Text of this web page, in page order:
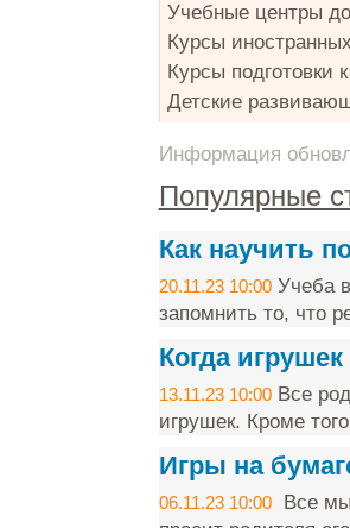
Учебные центры
Курсы
Курсы подготовки
Детские
Информация
Популярные
Как научить
20.11.23 10:00Учеба в
запомнить то, что
Когда
13.11.23 10:00Все
игрушек. Кроме
Игры на
06.11.23 10:00Все мы